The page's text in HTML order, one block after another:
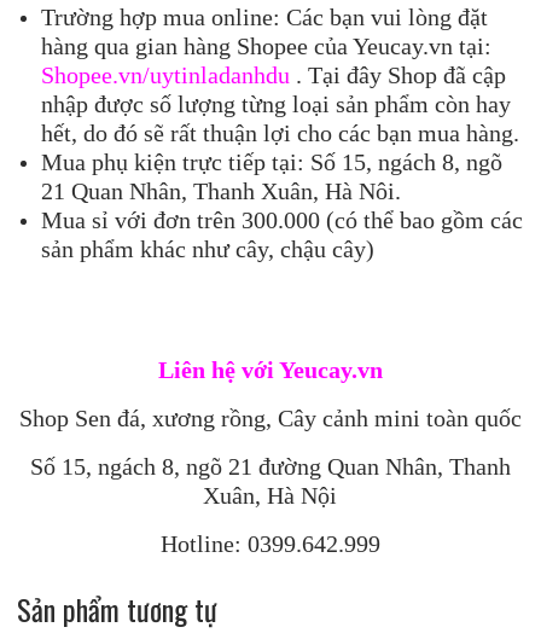
Trường hợp mua online: Các bạn vui lòng đặt
hàng qua gian hàng Shopee của Yeucay.vn tại:
Shopee.vn/uytinladanhdu . Tại đây Shop đã cập
nhập được số lượng từng loại sản phẩm còn hay
hết, do đó sẽ rất thuận lợi cho các bạn mua hàng.
Mua phụ kiện trực tiếp tại: Số 15, ngách 8, ngõ
21 Quan Nhân, Thanh Xuân, Hà Nôi.
Mua sỉ với đơn trên 300.000 (có thể bao gồm các
sản phẩm khác như cây, chậu cây)
Liên hệ với Yeucay.vn
Shop Sen đá, xương rồng, Cây cảnh mini toàn quốc
Số 15, ngách 8, ngõ 21 đường Quan Nhân, Thanh
Xuân, Hà Nội
Hotline: 0399.642.999
Sản phẩm tương tự